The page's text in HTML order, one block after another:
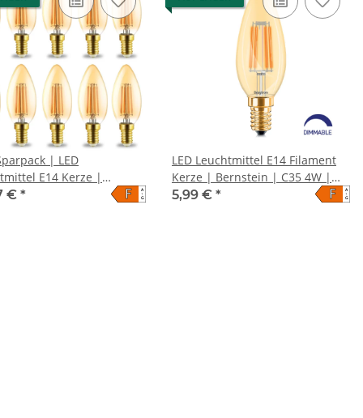
| LED
E14 Kerze |
| C35 4W Filament
€ * A
↑
G
F
LED Leuchtmittel E14 Filament
Kerze | Bernstein | C35 4W |
dimmbar warmweiß (2200 K)
5,99 € * A
↑
G
F